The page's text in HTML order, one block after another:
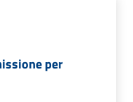
per